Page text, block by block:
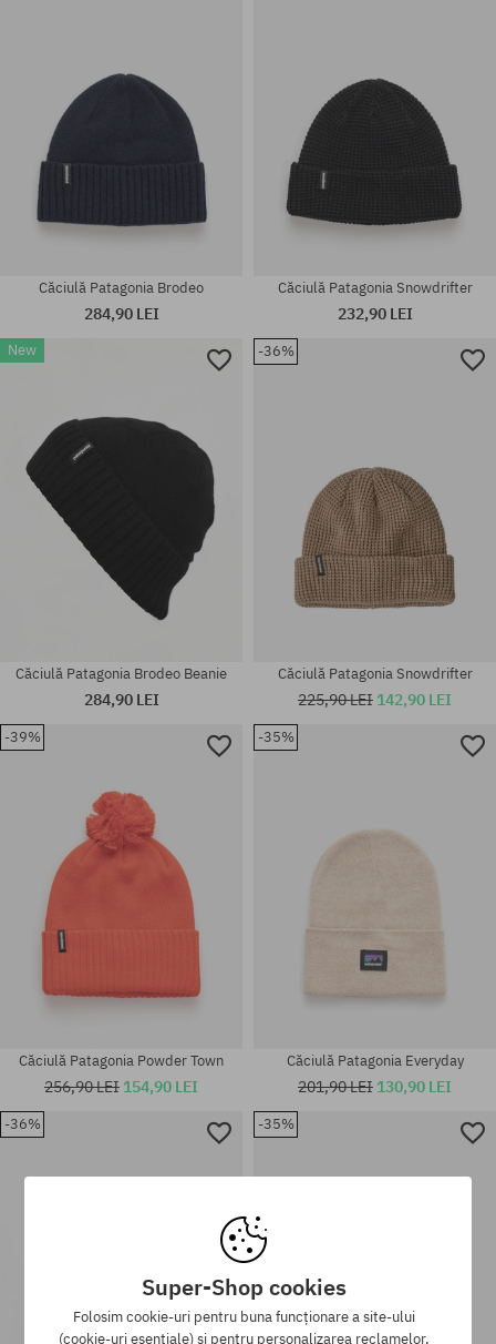
mărime universală
Căciulă Patagonia Brodeo
284,90 LEI
Căciulă Patagonia Snowdrifter
232,90 LEI
New
mărime universală
Căciulă Patagonia Brodeo Beanie
284,90 LEI
-36%
mărime universală
Căciulă Patagonia Snowdrifter
225,90 LEI 142,90 LEI
-39%
Căciulă Patagonia Powder Town
256,90 LEI 154,90 LEI
-35%
Căciulă Patagonia Everyday
201,90 LEI 130,90 LEI
-36% -35%
Super-Shop cookies
Folosim cookie-uri pentru buna funcționare a site-ului
(cookie-uri esențiale) și pentru personalizarea reclamelor,